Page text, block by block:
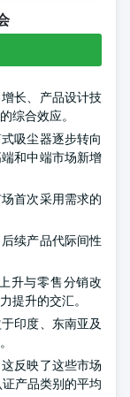
长、产品设计技
综合效应。
吸尘器逐步转向
和中端市场新增
首次采用需求的
续产品代际间性
升与零售分销改
提升的交汇。
印度、东南亚及
反映了这些市场
产品类别的平均